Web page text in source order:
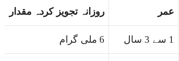
عمر روزانہ تجویز کردہ مقدار
1 سے 3 سال 6 ملی گرام